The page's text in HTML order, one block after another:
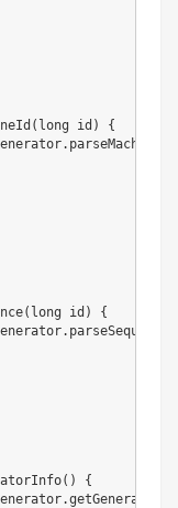
id) {
id) {
{